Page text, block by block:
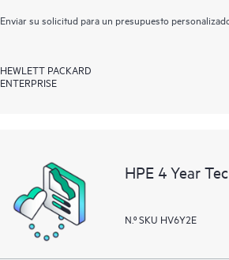
Enviar su solicitud para un presupuesto
HEWLETT PACKARD
ENTERPRISE
HPE 4 Year
N.º SKU HV6Y2E